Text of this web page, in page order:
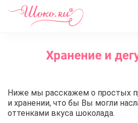
О нас
Хранение и дегустация
Хранение и
Ниже мы расскажем о простых
и хранении, что бы Вы могли
оттенками вкуса шоколада.